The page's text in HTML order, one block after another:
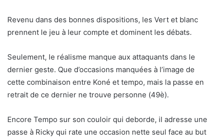
Revenu dans des bonnes dispositions, les Vert et blanc
prennent le jeu à leur compte et dominent les débats.
Seulement, le réalisme manque aux attaquants dans le
dernier geste. Que d’occasions manquées à l’image de
cette combinaison entre Koné et tempo, mais la passe en
retrait de ce dernier ne trouve personne (49è).
Encore Tempo sur son couloir qui deborde, il adresse une
passe à Ricky qui rate une occasion nette seul face au but